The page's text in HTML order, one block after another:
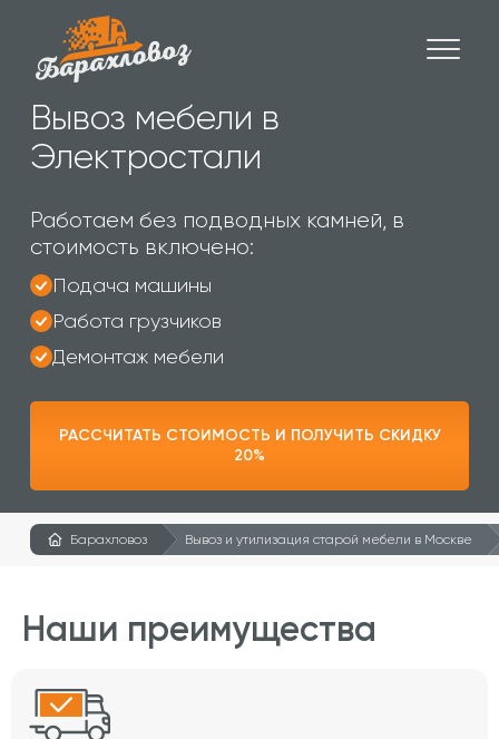
Вывоз мебели в
Электростали
Работаем без подводных камней, в
стоимость включено:
Подача машины
Работа грузчиков
Демонтаж мебели
РАССЧИТАТЬ СТОИМОСТЬ И ПОЛУЧИТЬ СКИДКУ
20%
Барахловоз Вывоз и утилизация старой мебели в Москве
Наши преимущества